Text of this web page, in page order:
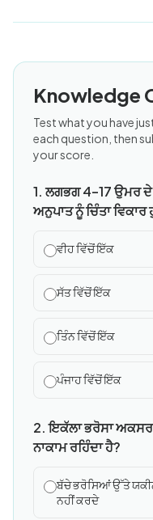
Knowledge
Test what you have
each question, then
your score.
1. ਲਗਭਗ 4–17 ਉਮਰ
ਅਨੁਪਾਤ ਨੂੰ ਚਿੰਤਾ ਵਿਕਾਰ
ਵੀਹ ਵਿੱਚੋਂ ਇੱਕ
ਸੱਤ ਵਿੱਚੋਂ ਇੱਕ
ਤਿੰਨ ਵਿੱਚੋਂ ਇੱਕ
ਪੰਜਾਹ ਵਿੱਚੋਂ ਇੱਕ
2. ਇਕੱਲਾ ਭਰੋਸਾ ਅਕਸਰ
ਨਾਕਾਮ ਰਹਿੰਦਾ ਹੈ?
ਬੱਚੇ ਭਰੋਸਿਆਂ ਉੱਤੇ
ਨਹੀਂ ਕਰਦੇ